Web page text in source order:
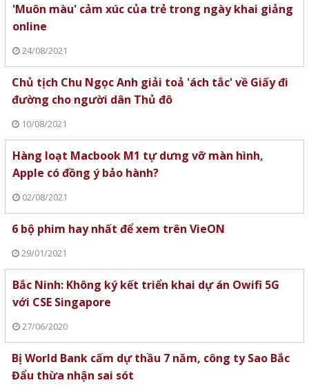
'Muôn màu' cảm xúc của trẻ trong ngày khai giảng
online
24/08/2021
Chủ tịch Chu Ngọc Anh giải toả 'ách tắc' về Giấy đi
đường cho người dân Thủ đô
10/08/2021
Hàng loạt Macbook M1 tự dưng vỡ màn hình,
Apple có đồng ý bảo hành?
02/08/2021
6 bộ phim hay nhất để xem trên VieON
29/01/2021
Bắc Ninh: Không ký kết triển khai dự án Owifi 5G
với CSE Singapore
27/06/2020
Bị World Bank cấm dự thầu 7 năm, công ty Sao Bắc
Đẩu thừa nhận sai sót